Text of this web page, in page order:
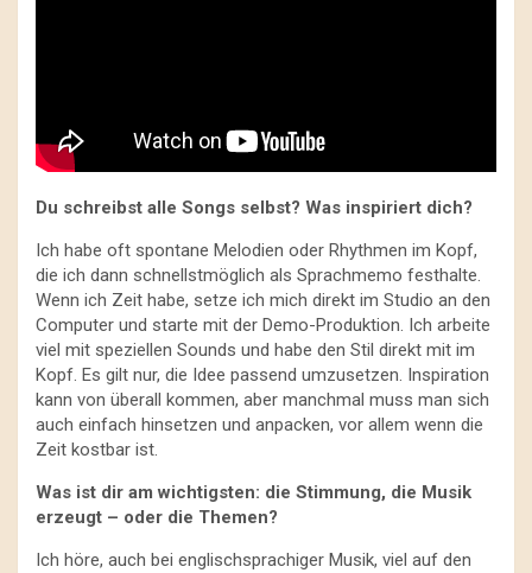
Du schreibst alle Songs selbst? Was inspiriert dich?
Ich habe oft spontane Melodien oder Rhythmen im Kopf,
die ich dann schnellstmöglich als Sprachmemo festhalte.
Wenn ich Zeit habe, setze ich mich direkt im Studio an den
Computer und starte mit der Demo-Produktion. Ich arbeite
viel mit speziellen Sounds und habe den Stil direkt mit im
Kopf. Es gilt nur, die Idee passend umzusetzen. Inspiration
kann von überall kommen, aber manchmal muss man sich
auch einfach hinsetzen und anpacken, vor allem wenn die
Zeit kostbar ist.
Was ist dir am wichtigsten: die Stimmung, die Musik
erzeugt – oder die Themen?
Ich höre, auch bei englischsprachiger Musik, viel auf den